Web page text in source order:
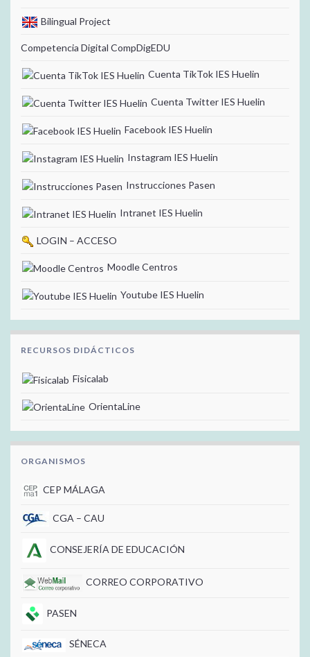
Bilingual Project
Competencia Digital CompDigEDU
Cuenta TikTok IES Huelin
Cuenta Twitter IES Huelin
Facebook IES Huelin
Instagram IES Huelin
Instrucciones Pasen
Intranet IES Huelin
LOGIN – ACCESO
Moodle Centros
Youtube IES Huelin
RECURSOS DIDÁCTICOS
Fisicalab
OrientaLine
ORGANISMOS
CEP MÁLAGA
CGA – CAU
CONSEJERÍA DE EDUCACIÓN
CORREO CORPORATIVO
PASEN
SÉNECA